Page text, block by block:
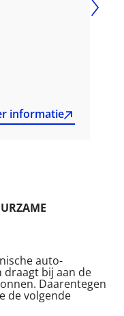
informatie
auto-
draagt bij aan de
Daarentegen
de volgende